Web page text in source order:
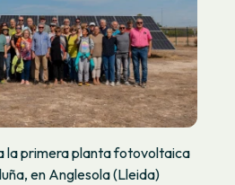
la primera planta fotovoltaica
en Anglesola (Lleida)